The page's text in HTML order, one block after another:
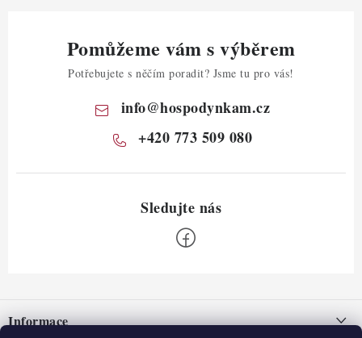
Pomůžeme vám s výběrem
Potřebujete s něčím poradit? Jsme tu pro vás!
info@hospodynkam.cz
+420 773 509 080
pInformace